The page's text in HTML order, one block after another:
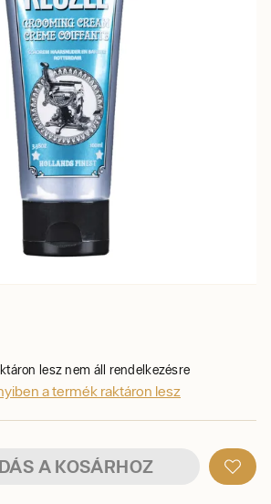
lesz nem áll rendelkezésre
a termék raktáron lesz
A KOSÁRHOZ